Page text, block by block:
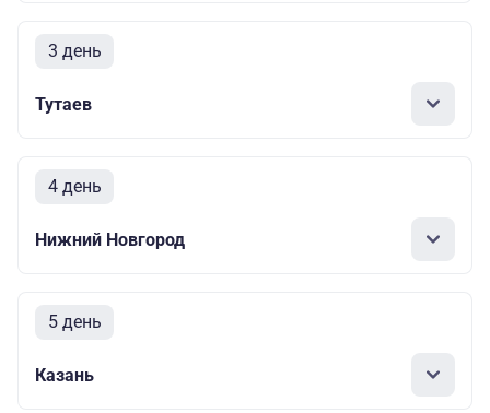
3 день
Тутаев
4 день
Нижний Новгород
5 день
Казань